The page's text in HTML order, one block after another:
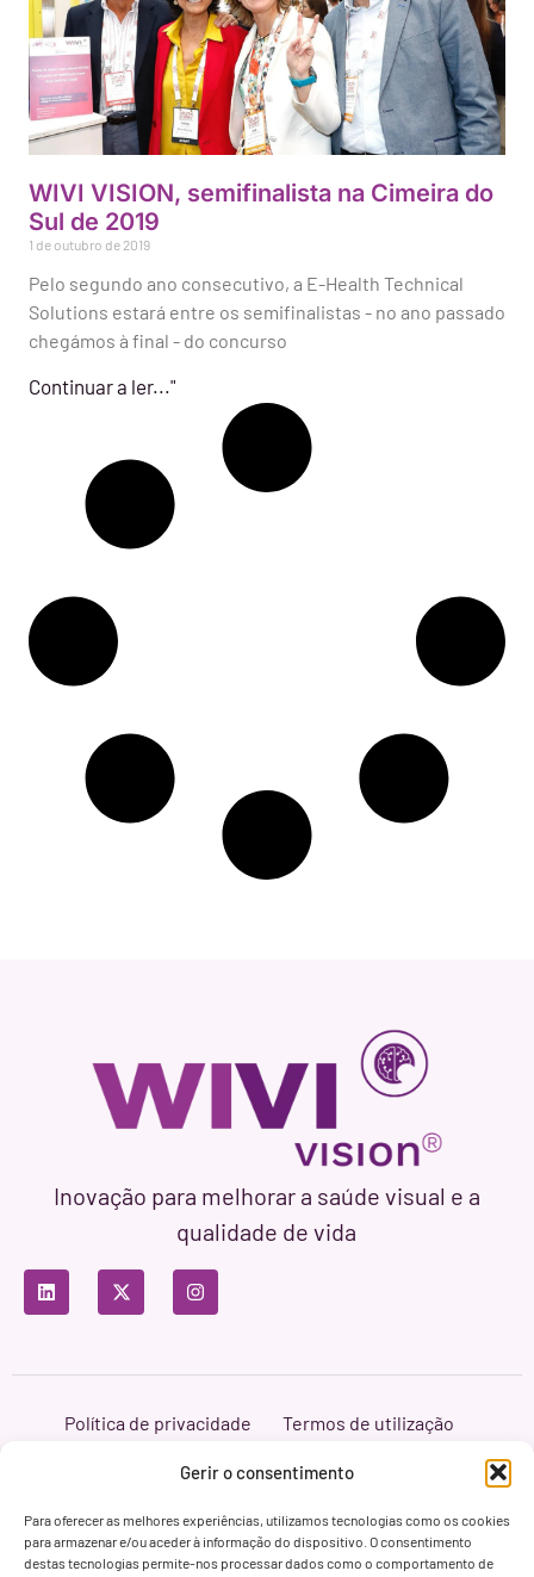
Gerir o consentimento
Para oferecer as melhores experiências, utilizamos tecnologias como os cookies
para armazenar e/ou aceder à informação do dispositivo. O consentimento
destas tecnologias permite-nos processar dados como o comportamento de
WIVI VISION, semifinalista na Cimeira do
Sul de 2019
1 de outubro de 2019
Pelo segundo ano consecutivo, a E-Health Technical
Solutions estará entre os semifinalistas - no ano passado
chegámos à final - do concurso
Continuar a ler..."
Inovação para melhorar a saúde visual e a
qualidade de vida
Política de privacidade
Termos de utilização
Branding & Web ASH Proyectos Creativos